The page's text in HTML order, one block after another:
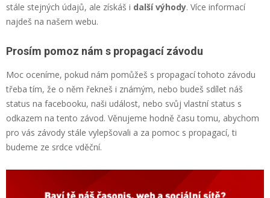
stále stejných údajů, ale získáš i další výhody. Více informací
najdeš na našem webu.
Prosím pomoz nám s propagací závodu
Moc oceníme, pokud nám pomůžeš s propagací tohoto závodu
třeba tím, že o něm řekneš i známým, nebo budeš sdílet náš
status na facebooku, naši událost, nebo svůj vlastní status s
odkazem na tento závod. Věnujeme hodně času tomu, abychom
pro vás závody stále vylepšovali a za pomoc s propagací, ti
budeme ze srdce vděční.